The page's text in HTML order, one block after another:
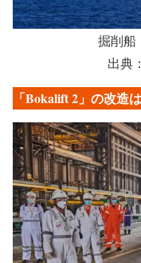
掘削船
出典
「Bokalift 2」の改造